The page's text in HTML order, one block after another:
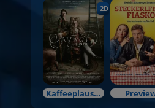
2D
Kaffeeplausch & Kinozauber